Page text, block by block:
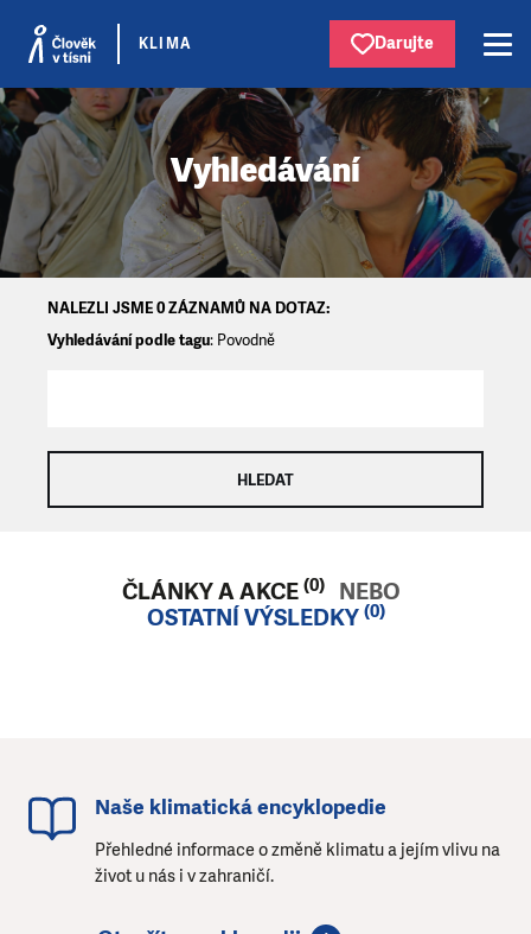
KLIMA Darujte
Vyhledávání
NALEZLI JSME 0 ZÁZNAMŮ NA DOTAZ:
Vyhledávání podle tagu: Povodně
ČLÁNKY A AKCE (0)
NEBO
OSTATNÍ VÝSLEDKY (0)
Naše klimatická encyklopedie
Přehledné informace o změně klimatu a jejím vlivu na
život u nás i v zahraničí.